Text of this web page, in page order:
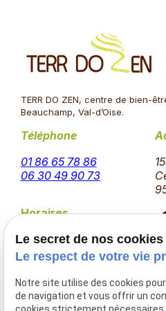
TERR DO ZEN, centre de bien-
Beauchamp, Val-d’Oise.
Téléphone
01 86 65 78 86
06 30 49 90 73
Horaires
Lundi - Jeudi
09:30 - 18:30
Vendredi
09:00 - 19:00
Samedi
09:00 - 17:00
Le secret de nos cookies
Le respect de votre vie
Notre site utilise des cookies
de navigation et vous offrir un